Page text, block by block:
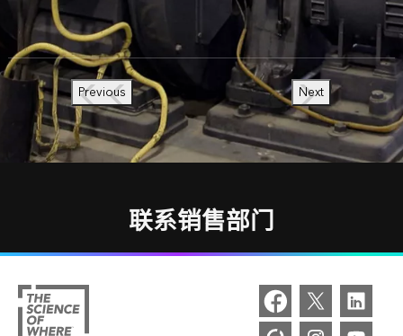
Previous Next
联系销售部门